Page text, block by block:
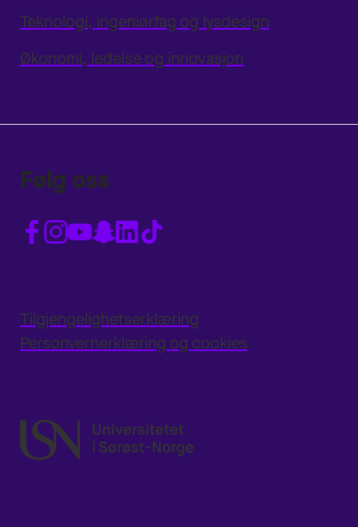
Teknologi, ingeniørfag og lysdesign
Økonomi, ledelse og innovasjon
Følg oss
Tilgjengelighetserklæring
Personvernerklæring og cookies